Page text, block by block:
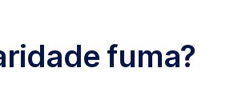
fuma?